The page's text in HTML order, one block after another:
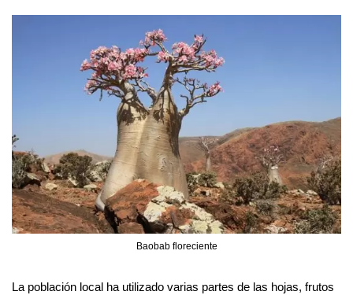
Baobab floreciente
La población local ha utilizado varias partes de las hojas, frutos